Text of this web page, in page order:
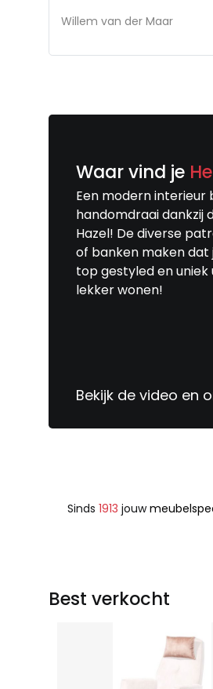
Willem van der Maar
Waar vind je
Een modern interieur
handomdraai dankzij
Hazel! De diverse
of banken maken
top gestyled en uniek
lekker wonen!
Bekijk de video en
Sinds 1913 jouw
Best verkocht